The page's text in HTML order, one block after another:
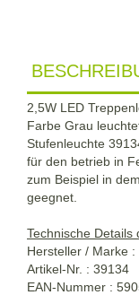
2,5W LED
Farbe Grau
Stufenleuchte
für den betrieb in
zum Beispiel in
geegnet.
Technische Details
Hersteller / Marke :
Artikel-Nr. : 39134
EAN-Nummer :